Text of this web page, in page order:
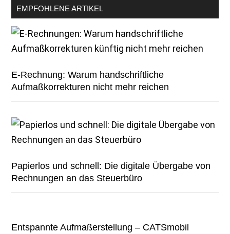
EMPFOHLENE ARTIKEL
E-Rechnung: Warum handschriftliche
Aufmaßkorrekturen nicht mehr reichen
Papierlos und schnell: Die digitale Übergabe von
Rechnungen an das Steuerbüro
Entspannte Aufmaßerstellung – CATSmobil